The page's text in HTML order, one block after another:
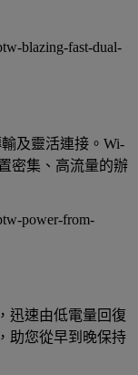
及靈活連接。Wi-
密集、高流量的辦
迅速由低電量回復
助您從早到晚保持